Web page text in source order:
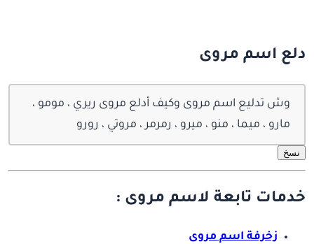
دلع اسم مروى
وش تدليع اسم مروى وكيف أدلع مروى ريري ، مومو ،
مارو ، ميما ، منو ، ميرو ، رمرمر ، مروتي ، رورو
نسخ
خدمات تابعة لاسم مروى :
زخرفة اسم مروى